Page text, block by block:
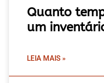
Quanto
um
LEIA MAIS »